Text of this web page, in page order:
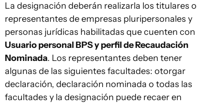
La designación deberán realizarla los titulares o
representantes de empresas pluripersonales y
personas jurídicas habilitadas que cuenten con
Usuario personal BPS y perfil de Recaudación
Nominada. Los representantes deben tener
algunas de las siguientes facultades: otorgar
declaración, declaración nominada o todas las
facultades y la designación puede recaer en